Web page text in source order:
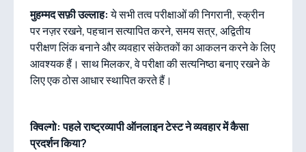
मुहम्मद सफ़ी उल्लाह:ये सभी तत्व परीक्षाओं की निगरानी, स्क्रीन
पर नज़र रखने, पहचान सत्यापित करने, समय सत्र, अद्वितीय
परीक्षण लिंक बनाने और व्यवहार संकेतकों का आकलन करने के लिए
आवश्यक हैं। साथ मिलकर, वे परीक्षा की सत्यनिष्ठा बनाए रखने के
लिए एक ठोस आधार स्थापित करते हैं।
क्विल्गो: पहले राष्ट्रव्यापी ऑनलाइन टेस्ट ने व्यवहार में कैसा
प्रदर्शन किया?